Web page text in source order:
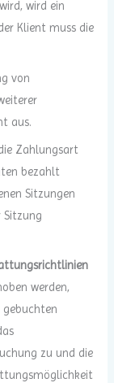
wird ein
Klient muss die
von
aus.
Zahlungsart
bezahlt
Sitzungen
Sitzung
werden,
gebuchten
zu und die